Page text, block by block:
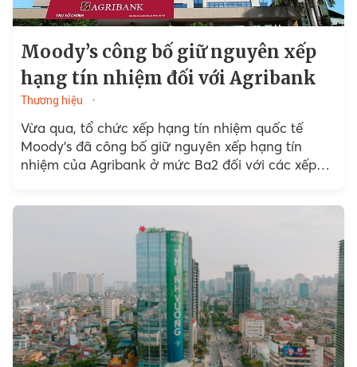
Moody’s công bố giữ nguyên xếp
hạng tín nhiệm đối với Agribank
Thương hiệu
Vừa qua, tổ chức xếp hạng tín nhiệm quốc tế
Moody’s đã công bố giữ nguyên xếp hạng tín
nhiệm của Agribank ở mức Ba2 đối với các xếp